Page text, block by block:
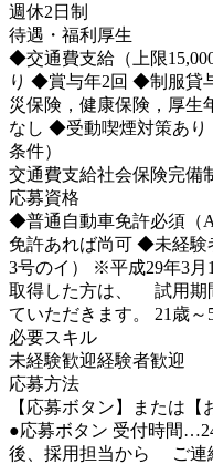
週休2日制
待遇・福利厚生
◆交通費支給（上限
り ◆賞与年2回 ◆制服貸
災保険，健康保険，厚
なし ◆受動喫煙対策あり
条件）
交通費支給社会保険完備
応募資格
◆普通自動車免許必須（
免許あれば尚可 ◆未経
3号のイ） ※平成29年3月
取得した方は、 試用期
ていただきます。 21歳～
必要スキル
未経験歓迎経験者歓迎
応募方法
【応募ボタン】または
●応募ボタン 受付時間
後、採用担当から ご連